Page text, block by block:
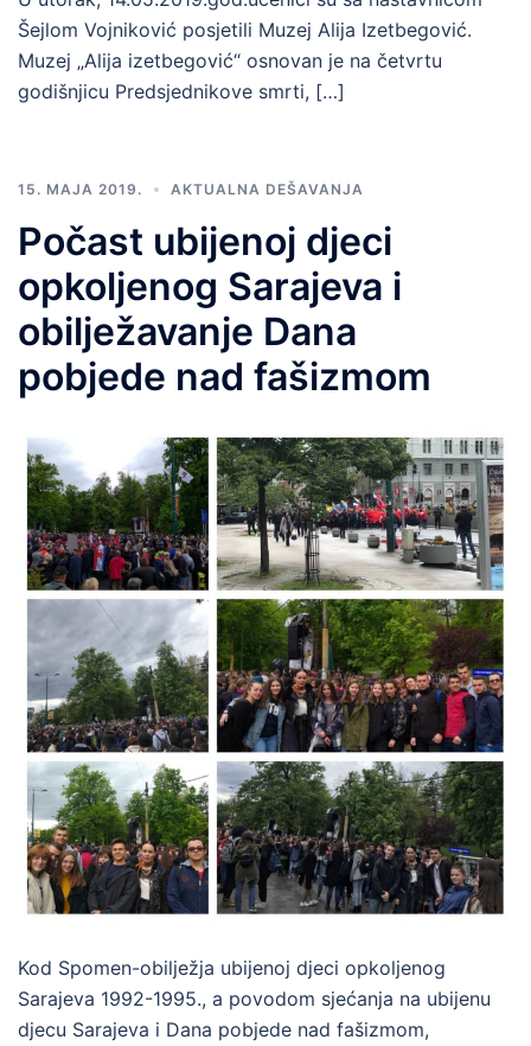
Šejlom Vojniković posjetili Muzej Alija Izetbegović.
Muzej „Alija izetbegović“ osnovan je na četvrtu
godišnjicu Predsjednikove smrti, […]
15. MAJA 2019. AKTUALNA DEŠAVANJA
Počast ubijenoj djeci
opkoljenog Sarajeva i
obilježavanje Dana
pobjede nad fašizmom
Kod Spomen-obilježja ubijenoj djeci opkoljenog
Sarajeva 1992-1995., a povodom sjećanja na ubijenu
djecu Sarajeva i Dana pobjede nad fašizmom,